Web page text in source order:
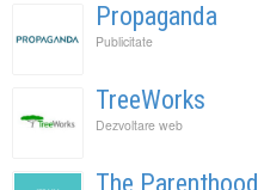
Propaganda
Publicitate
TreeWorks
Dezvoltare web
The Parenthood